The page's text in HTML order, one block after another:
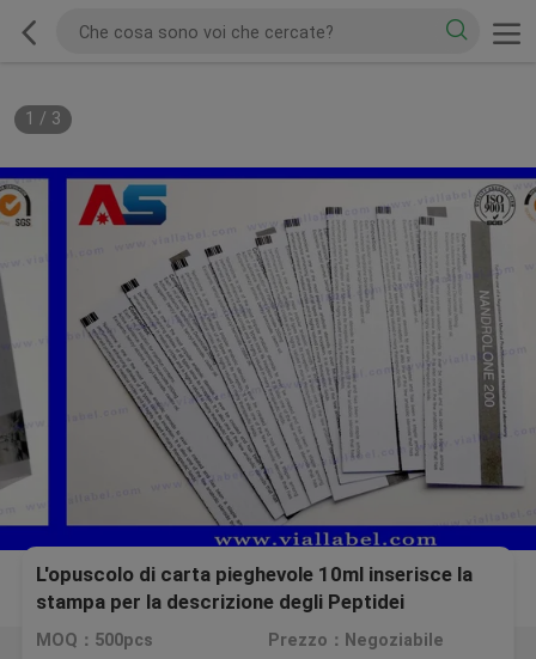
1 / 3
L'opuscolo di carta pieghevole 10ml inserisce la
stampa per la descrizione degli Peptidei
MOQ：500pcs Prezzo：Negoziabile